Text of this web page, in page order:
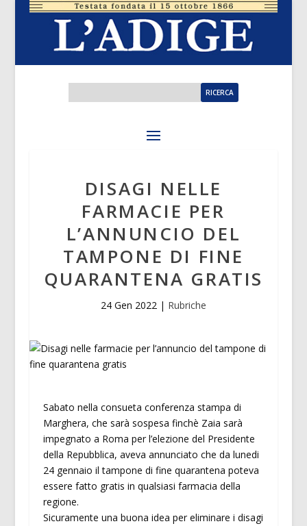
DISAGI NELLE
FARMACIE PER
L’ANNUNCIO DEL
TAMPONE DI FINE
QUARANTENA GRATIS
24 Gen 2022| Rubriche
Sabato nella consueta conferenza stampa di
Marghera, che sarà sospesa finchè Zaia sarà
impegnato a Roma per l’elezione del Presidente
della Repubblica, aveva annunciato che da lunedi
24 gennaio il tampone di fine quarantena poteva
essere fatto gratis in qualsiasi farmacia della
regione.
Sicuramente una buona idea per eliminare i disagi